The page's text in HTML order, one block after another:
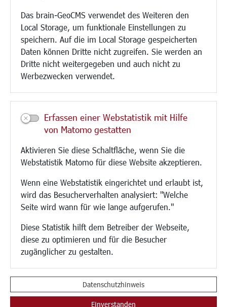
Das brain-GeoCMS verwendet des Weiteren den
Local Storage, um funktionale Einstellungen zu
speichern. Auf die im Local Storage gespeicherten
Daten können Dritte nicht zugreifen. Sie werden an
Dritte nicht weitergegeben und auch nicht zu
Werbezwecken verwendet.
Erfassen einer Webstatistik mit Hilfe
von Matomo gestatten
Aktivieren Sie diese Schaltfläche, wenn Sie die
Webstatistik Matomo für diese Website akzeptieren.
Wenn eine Webstatistik eingerichtet und erlaubt ist,
wird das Besucherverhalten analysiert: "Welche
Seite wird wann für wie lange aufgerufen."
Diese Statistik hilft dem Betreiber der Webseite,
diese zu optimieren und für die Besucher
zugänglicher zu gestalten.
Datenschutzhinweis
Einverstanden
Verkehr/Mobilität
Glasfaserausbau
Aktuelle Baustellen
Paddelteich
CINDY S
Kultur/Freizeit/Tourismus
Veranstaltungen
Neue Stadthalle Langen
Bäder
Musikschule
Stadtbücherei
Stadtarchiv
Museen
Hotels/Unterkünfte
Gastronomie
Kunstszene
Vereine und Institutionen